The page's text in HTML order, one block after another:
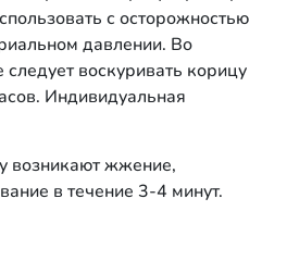
с осторожностью
давлении. Во
воскуривать корицу
Индивидуальная
возникают жжение,
в течение 3-4 минут.